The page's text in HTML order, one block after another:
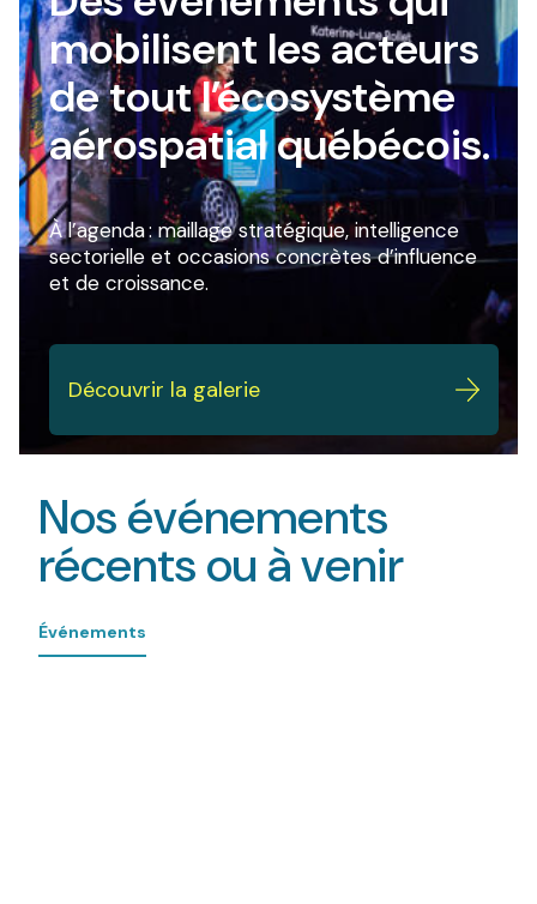
mobilisent les acteurs
de tout l’écosystème
aérospatial québécois.
À l’agenda : maillage stratégique, intelligence
sectorielle et occasions concrètes d’influence
et de croissance.
Découvrir la galerie
Nos événements
récents ou à venir
Événements